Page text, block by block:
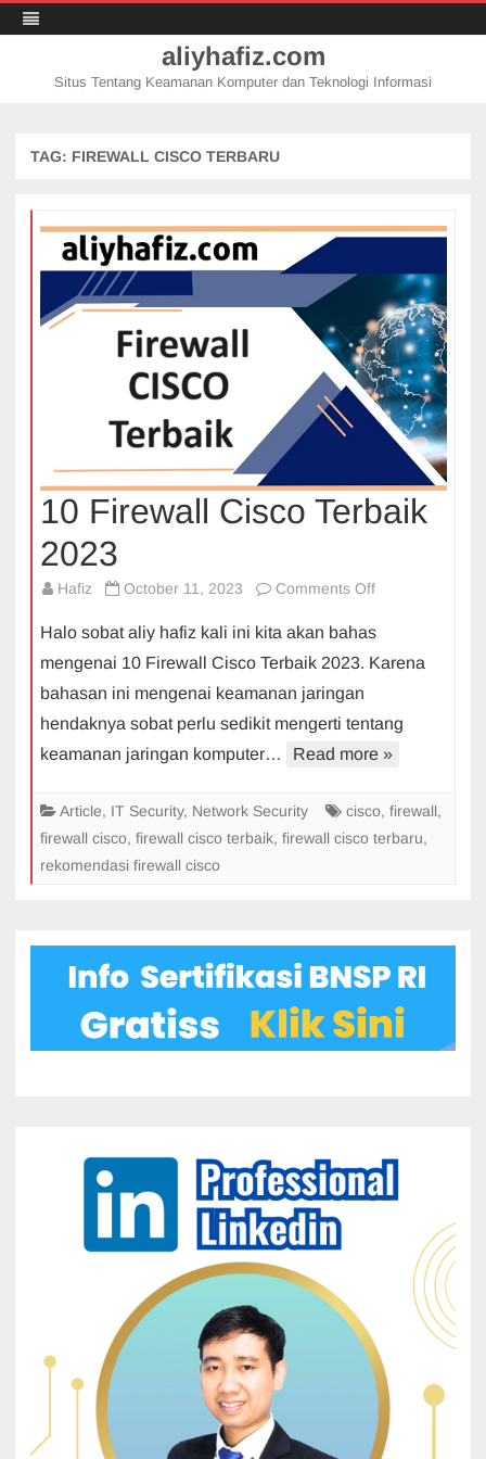
aliyhafiz.com
Situs Tentang Keamanan Komputer dan Teknologi Informasi
TAG: FIREWALL CISCO TERBARU
10 Firewall Cisco Terbaik
2023
Hafiz October 11, 2023 Comments Offon
Firewall
Cisco
2023
Halo sobat aliy hafiz kali ini kita akan bahas
mengenai 10 Firewall Cisco Terbaik 2023. Karena
bahasan ini mengenai keamanan jaringan
hendaknya sobat perlu sedikit mengerti tentang
keamanan jaringan komputer…
Read more »
Article, IT Security, Network Security cisco, firewall,
firewall cisco, firewall cisco terbaik, firewall cisco terbaru,
rekomendasi firewall cisco